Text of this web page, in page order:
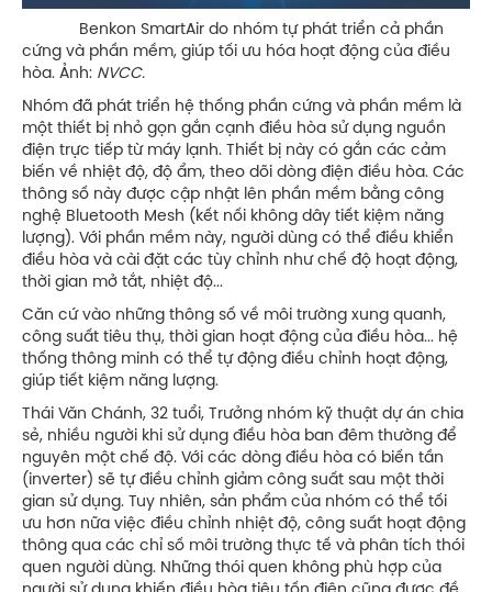
Benkon SmartAir do nhóm tự phát triển cả phần
cứng và phần mềm, giúp tối ưu hóa hoạt động của điều
hòa. Ảnh: NVCC.
Nhóm đã phát triển hệ thống phần cứng và phần mềm là
một thiết bị nhỏ gọn gắn cạnh điều hòa sử dụng nguồn
điện trực tiếp từ máy lạnh. Thiết bị này có gắn các cảm
biến về nhiệt độ, độ ẩm, theo dõi dòng điện điều hòa. Các
thông số này được cập nhật lên phần mềm bằng công
nghệ Bluetooth Mesh (kết nối không dây tiết kiệm năng
lượng). Với phần mềm này, người dùng có thể điều khiển
điều hòa và cài đặt các tùy chỉnh như chế độ hoạt động,
thời gian mở tắt, nhiệt độ...
Căn cứ vào những thông số về môi trường xung quanh,
công suất tiêu thụ, thời gian hoạt động của điều hòa... hệ
thống thông minh có thể tự động điều chỉnh hoạt động,
giúp tiết kiệm năng lượng.
Thái Văn Chánh, 32 tuổi, Trưởng nhóm kỹ thuật dự án chia
sẻ, nhiều người khi sử dụng điều hòa ban đêm thường để
nguyên một chế độ. Với các dòng điều hòa có biến tần
(inverter) sẽ tự điều chỉnh giảm công suất sau một thời
gian sử dụng. Tuy nhiên, sản phẩm của nhóm có thể tối
ưu hơn nữa việc điều chỉnh nhiệt độ, công suất hoạt động
thông qua các chỉ số môi trường thực tế và phân tích thói
quen người dùng. Những thói quen không phù hợp của